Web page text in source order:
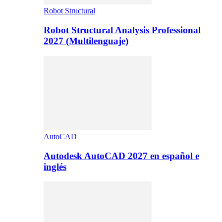
Robot Structural
Robot Structural Analysis Professional
2027 (Multilenguaje)
AutoCAD
Autodesk AutoCAD 2027 en español e
inglés